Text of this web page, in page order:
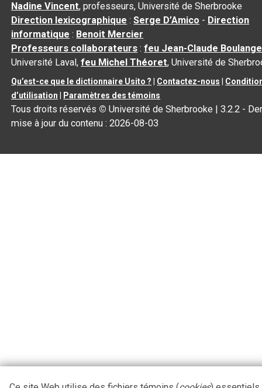
Nadine Vincent, professeurs, Université de Sherbrooke
Direction lexicographique :Serge D’Amico - Direction
informatique : Benoit Mercier
Professeurs collaborateurs :feu Jean-Claude
Université Laval,feu Michel Théoret, Université de
Qu’est-ce que le dictionnaire Usito ? Contactez-nous
d’utilisation
Paramètres des témoins
Tous droits réservés © Université de Sherbrooke |3.2.2 -
mise à jour du contenu :2026-08-03